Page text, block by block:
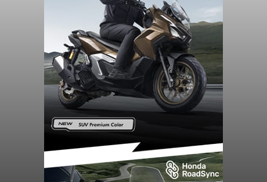
balitribune.co.id I Singaraja -Pemerintah
Kabupaten Buleleng menghentikan aktivitas
pengerukan lahan di Banjar Dinas Bingin Banjah,
Desa Temukus, Kecamatan Banjar, setelah
ditemukan indikasi kegiatan pengambilan
material yang tidak sesuai dengan peruntukan
kawasan.
Buleleng
Submitted bycontributoronThu, 08/06/2026 - 20:29
Baca Selengkapnya